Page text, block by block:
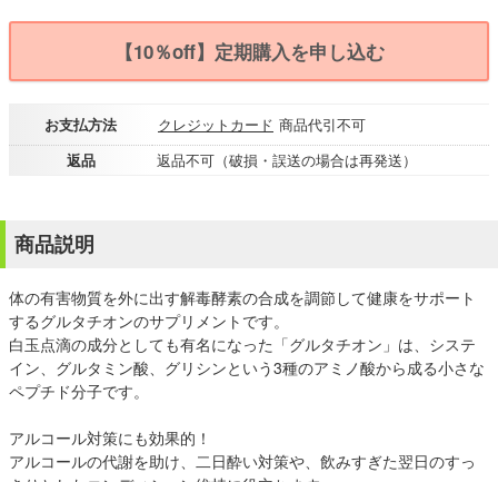
【10％off】定期購入を申し込む
お支払方法 クレジットカード 商品代引不可
返品
返品不可（破損・誤送の場合は再発送）
商品説明
体の有害物質を外に出す解毒酵素の合成を調節して健康をサポート
するグルタチオンのサプリメントです。
白玉点滴の成分としても有名になった「グルタチオン」は、システ
イン、グルタミン酸、グリシンという3種のアミノ酸から成る小さな
ペプチド分子です。
アルコール対策にも効果的！
アルコールの代謝を助け、二日酔い対策や、飲みすぎた翌日のすっ